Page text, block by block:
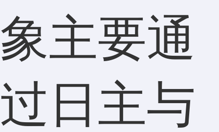
象主要通
过日主与